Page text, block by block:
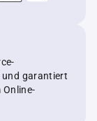
und garantiert
Online-